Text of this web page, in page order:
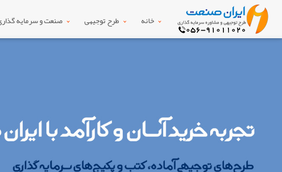
خانه طرح توجیهی صنعت و سرمایه